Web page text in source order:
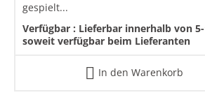
gespielt...
Verfügbar : Lieferbar innerhalb von
soweit verfügbar beim Lieferanten
In den Warenkorb